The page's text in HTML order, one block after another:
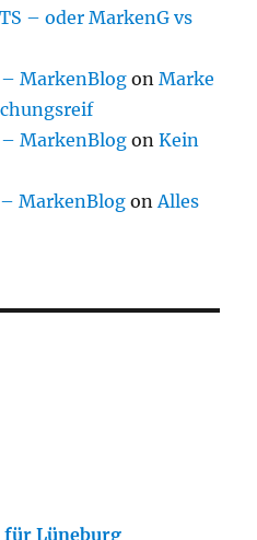
– oder MarkenG vs
– MarkenBlog onMarke
– MarkenBlog onKein
– MarkenBlog onAlles
Lüneburg